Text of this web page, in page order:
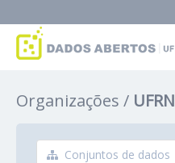
Grupos
Sobre
Organizações UFRN
Conjuntos de dados